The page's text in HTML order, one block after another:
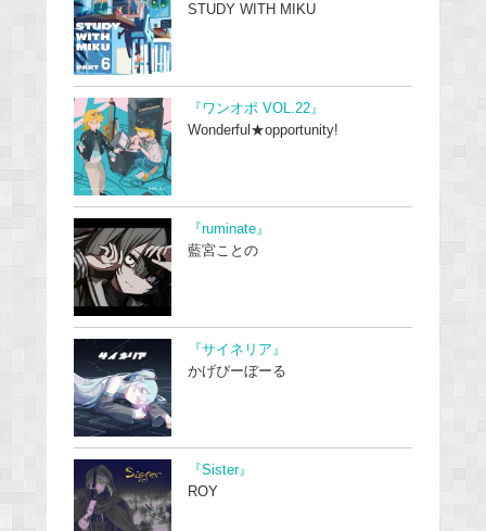
STUDY WITH MIKU
『ワンオポ VOL.22』
Wonderful★opportunity!
『ruminate』
藍宮ことの
『サイネリア』
かげぴーぼーる
『Sister』
ROY